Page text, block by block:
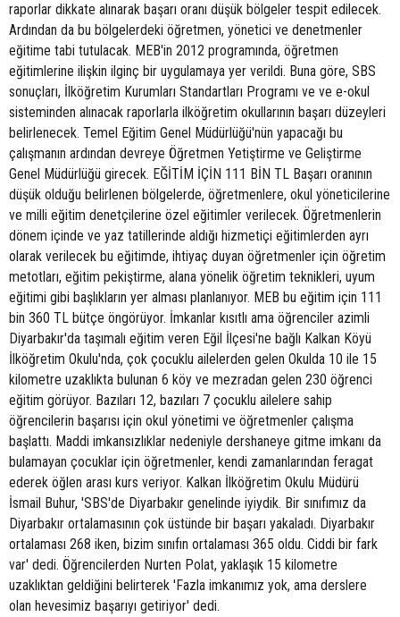
raporlar dikkate alınarak başarı oranı düşük bölgeler tespit edilecek.
Ardından da bu bölgelerdeki öğretmen, yönetici ve denetmenler
eğitime tabi tutulacak. MEB'in 2012 programında, öğretmen
eğitimlerine ilişkin ilginç bir uygulamaya yer verildi. Buna göre, SBS
sonuçları, İlköğretim Kurumları Standartları Programı ve ve e-okul
sisteminden alınacak raporlarla ilköğretim okullarının başarı düzeyleri
belirlenecek. Temel Eğitim Genel Müdürlüğü'nün yapacağı bu
çalışmanın ardından devreye Öğretmen Yetiştirme ve Geliştirme
Genel Müdürlüğü girecek. EĞİTİM İÇİN 111 BİN TL Başarı oranının
düşük olduğu belirlenen bölgelerde, öğretmenlere, okul yöneticilerine
ve milli eğitim denetçilerine özel eğitimler verilecek. Öğretmenlerin
dönem içinde ve yaz tatillerinde aldığı hizmetiçi eğitimlerden ayrı
olarak verilecek bu eğitimde, ihtiyaç duyan öğretmenler için öğretim
metotları, eğitim pekiştirme, alana yönelik öğretim teknikleri, uyum
eğitimi gibi başlıkların yer alması planlanıyor. MEB bu eğitim için 111
bin 360 TL bütçe öngörüyor. İmkanlar kısıtlı ama öğrenciler azimli
Diyarbakır'da taşımalı eğitim veren Eğil İlçesi'ne bağlı Kalkan Köyü
İlköğretim Okulu'nda, çok çocuklu ailelerden gelen Okulda 10 ile 15
kilometre uzaklıkta bulunan 6 köy ve mezradan gelen 230 öğrenci
eğitim görüyor. Bazıları 12, bazıları 7 çocuklu ailelere sahip
öğrencilerin başarısı için okul yönetimi ve öğretmenler çalışma
başlattı. Maddi imkansızlıklar nedeniyle dershaneye gitme imkanı da
bulamayan çocuklar için öğretmenler, kendi zamanlarından feragat
ederek öğlen arası kurs veriyor. Kalkan İlköğretim Okulu Müdürü
İsmail Buhur, 'SBS'de Diyarbakır genelinde iyiydik. Bir sınıfımız da
Diyarbakır ortalamasının çok üstünde bir başarı yakaladı. Diyarbakır
ortalaması 268 iken, bizim sınıfın ortalaması 365 oldu. Ciddi bir fark
var' dedi. Öğrencilerden Nurten Polat, yaklaşık 15 kilometre
uzaklıktan geldiğini belirterek 'Fazla imkanımız yok, ama derslere
olan hevesimiz başarıyı getiriyor' dedi.